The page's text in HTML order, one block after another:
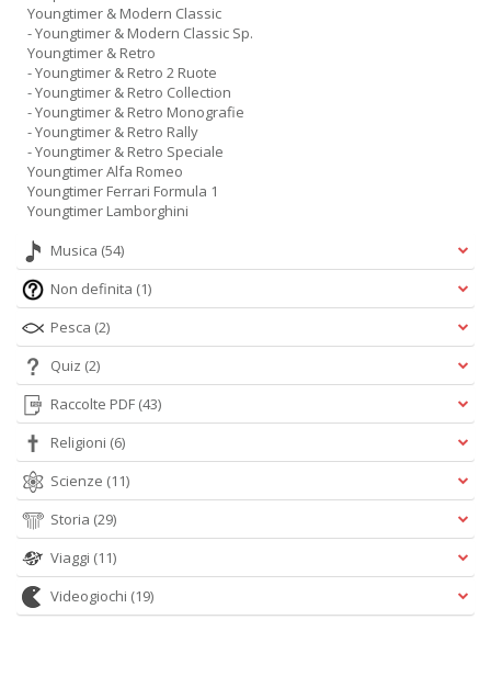
Youngtimer & Modern Classic
- Youngtimer & Modern Classic Sp.
Youngtimer & Retro
- Youngtimer & Retro 2 Ruote
- Youngtimer & Retro Collection
- Youngtimer & Retro Monografie
- Youngtimer & Retro Rally
- Youngtimer & Retro Speciale
Youngtimer Alfa Romeo
Youngtimer Ferrari Formula 1
Youngtimer Lamborghini
Musica (54)
Non definita (1)
Pesca (2)
Quiz (2)
Raccolte PDF (43)
Religioni (6)
Scienze (11)
Storia (29)
Viaggi (11)
Videogiochi (19)